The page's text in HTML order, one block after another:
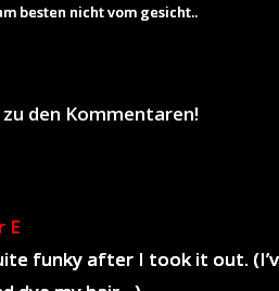
besten nicht vom gesicht..
den Kommentaren!
E
funky after I took it out.